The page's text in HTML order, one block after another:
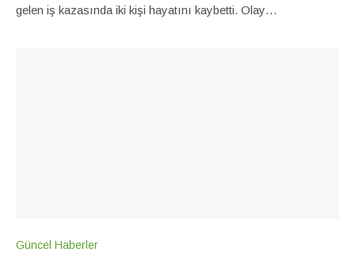
gelen iş kazasında iki kişi hayatını kaybetti. Olay…
Güncel Haberler